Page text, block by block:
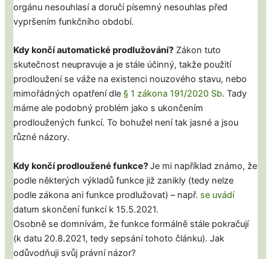
orgánu nesouhlasí a doručí písemný nesouhlas před
vypršením funkčního období.
Kdy končí automatické prodlužování? Zákon tuto
skutečnost neupravuje a je stále účinný, takže použití
prodloužení se váže na existenci nouzového stavu, nebo
mimořádných opatření dle§ 1 zákona 191/2020 Sb. Tady
máme ale podobný problém jako s ukončením
prodloužených funkcí. To bohužel není tak jasné a jsou
různé názory.
Kdy končí prodloužené funkce?Je mi například známo, že
podle některých výkladů funkce již zanikly (tedy nelze
podle zákona ani funkce prodlužovat) – např. se uvádí
datum skončení funkcí k 15.5.2021.
Osobně se domnívám, že funkce formálně stále pokračují
(k datu 20.8.2021, tedy sepsání tohoto článku). Jak
odůvodňuji svůj právní názor?